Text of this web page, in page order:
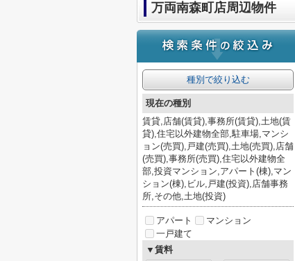
万両南森町店周辺物件
種別で絞り込む
現在の種別
賃貸,店舗(賃貸),事務所(賃貸),土地(賃
貸),住宅以外建物全部,駐車場,マンシ
ョン(売買),戸建(売買),土地(売買),店舗
(売買),事務所(売買),住宅以外建物全
部,投資マンション,アパート(棟),マン
ション(棟),ビル,戸建(投資),店舗事務
所,その他,土地(投資)
アパート
マンション
一戸建て
▼賃料